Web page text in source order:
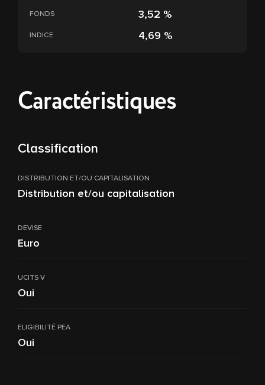
FONDS 3,52 %
INDICE 4,69 %
Caractéristiques
Classification
DISTRIBUTION ET/OU CAPITALISATION
Distribution et/ou capitalisation
DEVISE
Euro
UCITS V
Oui
ELIGIBILITÉ PEA
Oui